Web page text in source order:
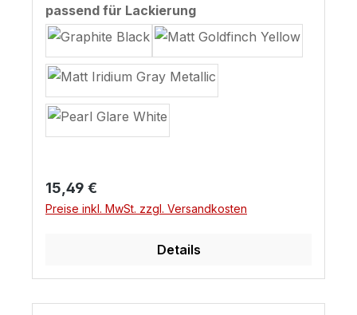
passend für Lackierungauswählen
Regulärer Preis:
15,49 €
Preise inkl. MwSt. zzgl. Versandkosten
Details